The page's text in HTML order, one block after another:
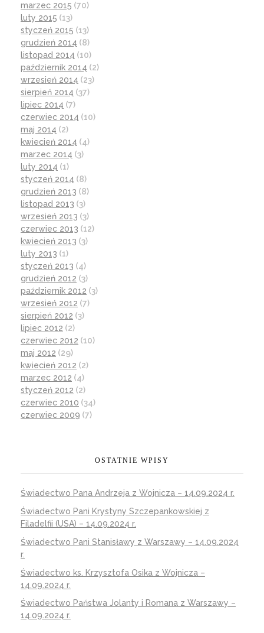
marzec 2015 (70)
luty 2015 (13)
styczeń 2015 (13)
grudzień 2014 (8)
listopad 2014 (10)
październik 2014 (2)
wrzesień 2014 (23)
sierpień 2014 (37)
lipiec 2014 (7)
czerwiec 2014 (10)
maj 2014 (2)
kwiecień 2014 (4)
marzec 2014 (3)
luty 2014 (1)
styczeń 2014 (8)
grudzień 2013 (8)
listopad 2013 (3)
wrzesień 2013 (3)
czerwiec 2013 (12)
kwiecień 2013 (3)
luty 2013 (1)
styczeń 2013 (4)
grudzień 2012 (3)
październik 2012 (3)
wrzesień 2012 (7)
sierpień 2012 (3)
lipiec 2012 (2)
czerwiec 2012 (10)
maj 2012 (29)
kwiecień 2012 (2)
marzec 2012 (4)
styczeń 2012 (2)
czerwiec 2010 (34)
czerwiec 2009 (7)
OSTATNIE WPISY
Świadectwo Pana Andrzeja z Wojnicza – 14.09.2024 r.
Świadectwo Pani Krystyny Szczepankowskiej z
Filadelfii (USA) – 14.09.2024 r.
Świadectwo Pani Stanisławy z Warszawy – 14.09.2024
r.
Świadectwo ks. Krzysztofa Osika z Wojnicza –
14.09.2024 r.
Świadectwo Państwa Jolanty i Romana z Warszawy –
14.09.2024 r.